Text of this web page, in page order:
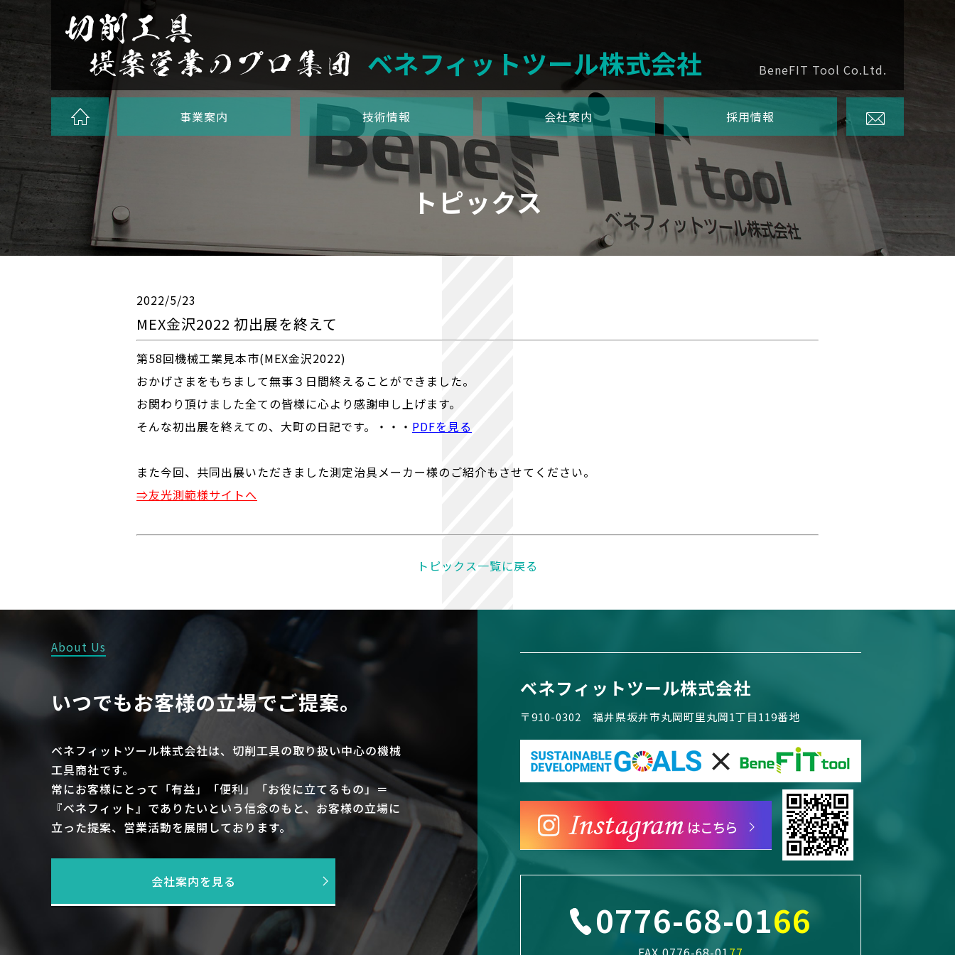
ベネフィットツール株式会社 BeneFIT Tool Co.Ltd.
事業案内 技術情報 会社案内 採用情報
トピックス
2022/5/23
MEX金沢2022 初出展を終えて
第58回機械工業見本市(MEX金沢2022)
おかげさまをもちまして無事３日間終えることができました。
お関わり頂けました全ての皆様に心より感謝申し上げます。
そんな初出展を終えての、大町の日記です。・・・ PDFを見る
また今回、共同出展いただきました測定治具メーカー様のご紹介もさせてください。
⇒友光測範様サイトへ
トピックス一覧に戻る
About Us
いつでもお客様の立場でご提案。
ベネフィットツール株式会社は、切削工具の取り扱い中心の機械
工具商社です。
常にお客様にとって「有益」「便利」「お役に立てるもの」＝
『ベネフィット』でありたいという信念のもと、お客様の立場に
立った提案、営業活動を展開しております。
会社案内を見る
ベネフィットツール株式会社
〒910-0302 福井県坂井市丸岡町里丸岡1丁目119番地
0776-68-0166